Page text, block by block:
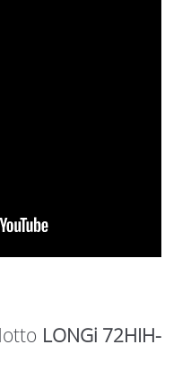
LONGi 72HIH-